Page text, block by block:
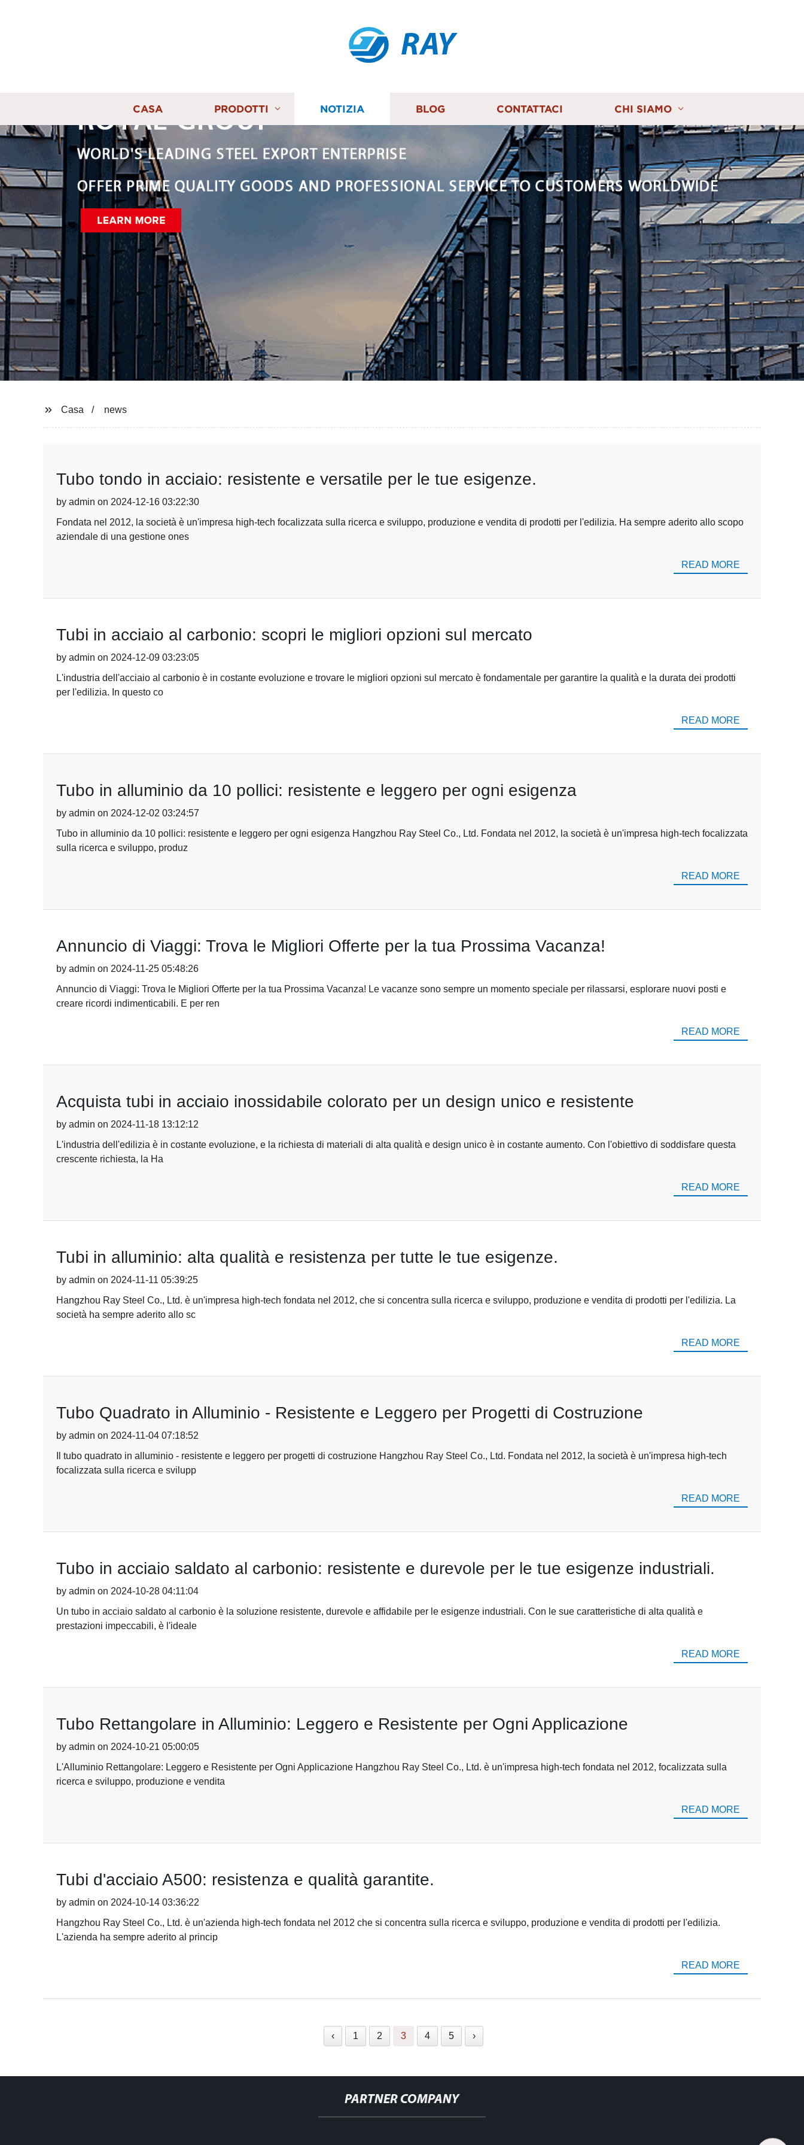
RAY
CASA PRODOTTI NOTIZIA BLOG CONTATTACI CHI SIAMO
Casa news
Tubo tondo in acciaio: resistente e versatile per le tue esigenze.
by admin on 2024-12-16 03:22:30
Fondata nel 2012, la società è un'impresa high-tech focalizzata sulla ricerca e sviluppo, produzione e vendita di prodotti per l'edilizia. Ha sempre aderito allo scopo
aziendale di una gestione ones
READ MORE
Tubi in acciaio al carbonio: scopri le migliori opzioni sul mercato
by admin on 2024-12-09 03:23:05
L'industria dell'acciaio al carbonio è in costante evoluzione e trovare le migliori opzioni sul mercato è fondamentale per garantire la qualità e la durata dei prodotti
per l'edilizia. In questo co
READ MORE
Tubo in alluminio da 10 pollici: resistente e leggero per ogni esigenza
by admin on 2024-12-02 03:24:57
Tubo in alluminio da 10 pollici: resistente e leggero per ogni esigenza Hangzhou Ray Steel Co., Ltd. Fondata nel 2012, la società è un'impresa high-tech focalizzata
sulla ricerca e sviluppo, produz
READ MORE
Annuncio di Viaggi: Trova le Migliori Offerte per la tua Prossima Vacanza!
by admin on 2024-11-25 05:48:26
Annuncio di Viaggi: Trova le Migliori Offerte per la tua Prossima Vacanza! Le vacanze sono sempre un momento speciale per rilassarsi, esplorare nuovi posti e
creare ricordi indimenticabili. E per ren
READ MORE
Acquista tubi in acciaio inossidabile colorato per un design unico e resistente
by admin on 2024-11-18 13:12:12
L'industria dell'edilizia è in costante evoluzione, e la richiesta di materiali di alta qualità e design unico è in costante aumento. Con l'obiettivo di soddisfare questa
crescente richiesta, la Ha
READ MORE
Tubi in alluminio: alta qualità e resistenza per tutte le tue esigenze.
by admin on 2024-11-11 05:39:25
Hangzhou Ray Steel Co., Ltd. è un'impresa high-tech fondata nel 2012, che si concentra sulla ricerca e sviluppo, produzione e vendita di prodotti per l'edilizia. La
società ha sempre aderito allo sc
READ MORE
Tubo Quadrato in Alluminio - Resistente e Leggero per Progetti di Costruzione
by admin on 2024-11-04 07:18:52
Il tubo quadrato in alluminio - resistente e leggero per progetti di costruzione Hangzhou Ray Steel Co., Ltd. Fondata nel 2012, la società è un'impresa high-tech
focalizzata sulla ricerca e svilupp
READ MORE
Tubo in acciaio saldato al carbonio: resistente e durevole per le tue esigenze industriali.
by admin on 2024-10-28 04:11:04
Un tubo in acciaio saldato al carbonio è la soluzione resistente, durevole e affidabile per le esigenze industriali. Con le sue caratteristiche di alta qualità e
prestazioni impeccabili, è l'ideale
READ MORE
Tubo Rettangolare in Alluminio: Leggero e Resistente per Ogni Applicazione
by admin on 2024-10-21 05:00:05
L'Alluminio Rettangolare: Leggero e Resistente per Ogni Applicazione Hangzhou Ray Steel Co., Ltd. è un'impresa high-tech fondata nel 2012, focalizzata sulla
ricerca e sviluppo, produzione e vendita
READ MORE
Tubi d'acciaio A500: resistenza e qualità garantite.
by admin on 2024-10-14 03:36:22
Hangzhou Ray Steel Co., Ltd. è un'azienda high-tech fondata nel 2012 che si concentra sulla ricerca e sviluppo, produzione e vendita di prodotti per l'edilizia.
L'azienda ha sempre aderito al princip
READ MORE
‹ 1 2 3 4 5 ›
PARTNER COMPANY